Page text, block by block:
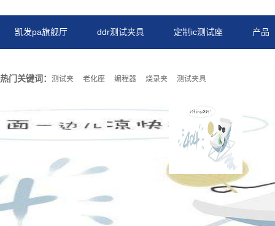
凯发pa旗舰厅 ddr测试夹具 定制ic测试座 产品
热门关键词： 测试夹 老化座 编程器 烧录夹 测试夹具